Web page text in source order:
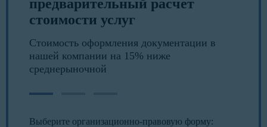
предварительный расчет
стоимости услуг
Стоимость оформления документации в
нашей компании на 15% ниже
среднерыночной
Выберите организационно-правовую форму: